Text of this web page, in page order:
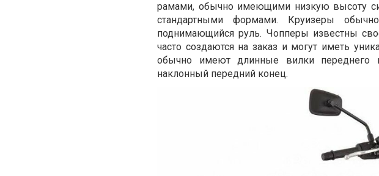
рамами, обычно имеющими низкую высоту
стандартными формами. Круизеры
поднимающийся руль. Чопперы известны
часто создаются на заказ и могут иметь
обычно имеют длинные вилки переднего
наклонный передний конец.